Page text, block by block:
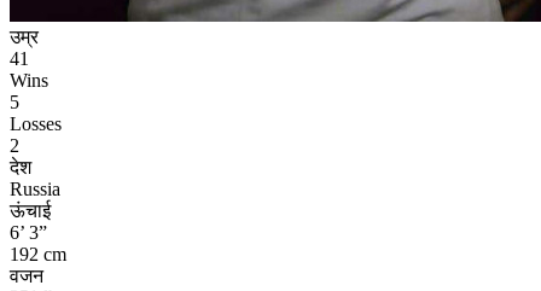
उम्र
41
Wins
5
Losses
2
देश
Russia
ऊंचाई
6’ 3”
192 cm
वजन